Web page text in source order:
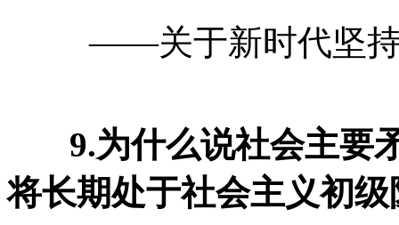
——关于新时代坚持
9.为什么说社会主要
将长期处于社会主义初级